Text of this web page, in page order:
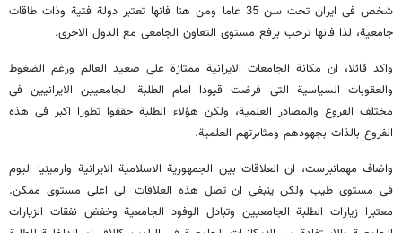
شخص فی ایران تحت سن 35 عاما ومن هنا فانها تعتبر دولة فتیة وذات طاقات
جامعیة، لذا فانها ترحب برفع مستوی التعاون الجامعی مع الدول الاخری.
واکد قائلا، ان مکانة الجامعات الایرانیة ممتازة علی صعید العالم ورغم الضغوط
والعقوبات السیاسیة التی فرضت قیودا امام الطلبة الجامعیین الایرانیین فی
مختلف الفروع والمصادر العلمیة، ولکن هؤلاء الطلبة حققوا تطورا اکبر فی هذه
الفروع بالذات بجهودهم ومثابرتهم العلمیة.
واضاف مهمانبرست، ان العلاقات بین الجمهوریة الاسلامیة الایرانیة وارمینیا الیوم
فی مستوی طیب ولکن ینبغی ان تصل هذه العلاقات الی اعلی مستوی ممکن.
معتبرا زیارات الطلبة الجامعیین وتبادل الوفود الجامعیة وخفض نفقات الزیارات